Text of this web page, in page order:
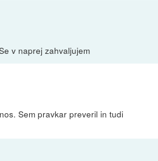
v naprej zahvaljujem
Sem pravkar preveril in tudi